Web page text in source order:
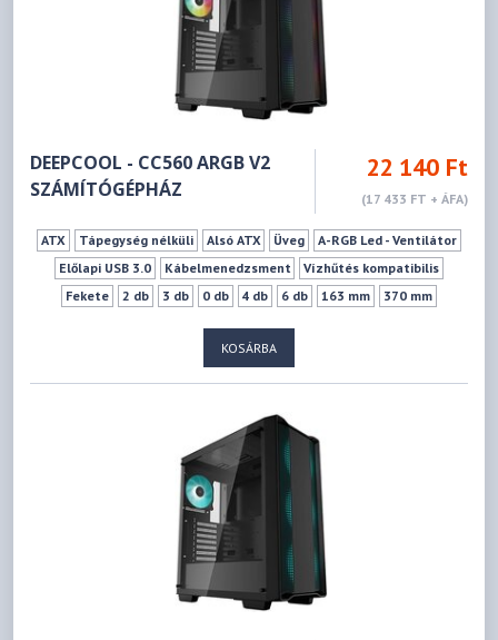
DEEPCOOL - CC560 ARGB V2
SZÁMÍTÓGÉPHÁZ
22 140 Ft
(17 433 FT + ÁFA)
ATX Tápegység nélküli Alsó ATX Üveg
A-RGB Led - Ventilátor
Előlapi USB 3.0
Kábelmenedzsment
Vízhűtés kompatibilis
Fekete
2 db 3 db 0 db 4 db 6 db 163 mm 370 mm
KOSÁRBA